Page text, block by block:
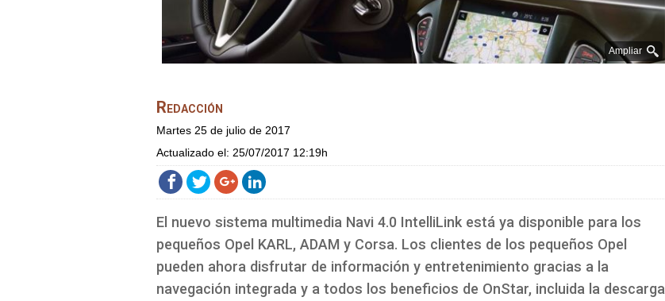
Ampliar
Redacción
martes 25 de julio de 2017
Actualizado el: 25/07/2017 12:19h
El nuevo sistema multimedia Navi 4.0 IntelliLink está ya disponible para los
pequeños Opel KARL, ADAM y Corsa. Los clientes de los pequeños Opel
pueden ahora disfrutar de información y entretenimiento gracias a la
navegación integrada y a todos los beneficios de OnStar, incluida la descarga